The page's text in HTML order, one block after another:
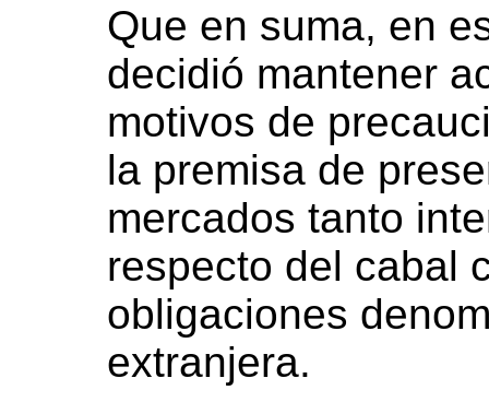
Que en suma, en
decidió mantener
motivos de
la premisa de
mercados tanto
respecto del cabal
obligaciones
extranjera.